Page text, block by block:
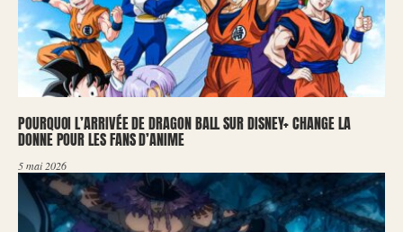
POURQUOI L’ARRIVÉE DE DRAGON BALL SUR DISNEY+ CHANGE LA
DONNE POUR LES FANS D’ANIME
5 mai 2026